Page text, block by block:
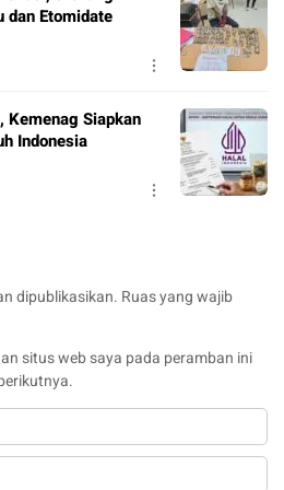
dan Etomidate
Siapkan
Indonesia
dipublikasikan. Ruas yang wajib
situs web saya pada peramban ini